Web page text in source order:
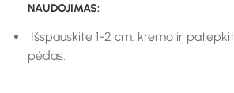
NAUDOJIMAS:
Išspauskite 1-2 cm. kremo ir
pėdas.